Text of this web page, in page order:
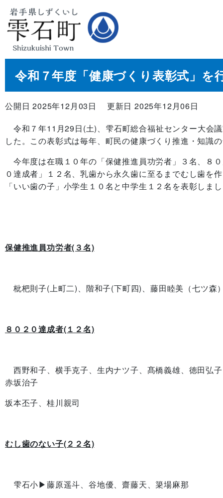
令和７年度「健康づくり表彰式」を
公開日 2025年12月03日
更新日 2025年12月06日
令和７年11月29日(土)、雫石町総合福祉センター大会
した。この表彰式は毎年、町民の健康づくり推進・知識
今年度は在職１０年の「保健推進員功労者」３名、８
０達成者」１２名、乳歯から永久歯に至るまでむし歯を
「いい歯の子」小学生１０名と中学生１２名を表彰し
保健推進員功労者(３名)
枇杷則子(上町二)、階和子(下町四)、藤田睦美（七ツ森
８０２０達成者(１２名)
西野和子、横手克子、生内ナツ子、髙橋義雄、徳田弘
赤坂治子
坂本丕子、桂川親司
むし歯のない子(２２名)
雫石小▶藤原遥斗、谷地優、齋藤天、簗場麻那